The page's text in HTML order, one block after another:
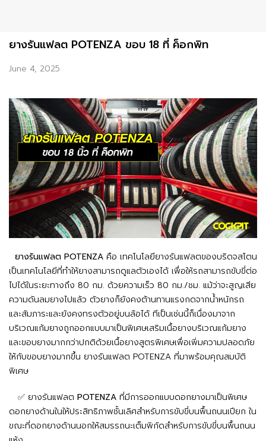
ยางรันแฟลต POTENZA ขอบ 18 ที่ ค็อกพิท
June 4, 2025
ยางรันแฟลต POTENZA คือ เทคโนโลยียางรันแฟลตของบริดจสโตน
เป็นเทคโนโลยีที่ทำให้ยางสามารถดูแลตัวเองได้ เพื่อให้รถสามารถขับขี่ต่อ
ไปได้ในระยะทางถึง 80 กม. ด้วยความเร็ว 80 กม./ชม. แม้ว่าจะสูญเสีย
ความดันลมยางไปแล้ว ตัวยางก็ยังคงต้านทานแรงกดจากน้ำหนักรถ
และสัมภาระและยังคงทรงตัวอยู่บนล้อได้ ทีเป็นเช่นนี้ก็เนื่องมาจาก
บริเวณแก้มยางถูกออกแบบมาเป็นพิเศษเสริมเนื้อยางบริเวณแก้มยาง
และขอบยางมากกว่าปกติด้วยเนื้อยางสูตรพิเศษเพื่อเพิ่มความปลอดภัย
ให้กับขอบยางมากขึ้น ยางรันแฟลต POTENZA ที่มาพร้อมคุณสมบัติ
พิเศษ
✅ ยางรันแฟลต POTENZA ที่มีการออกแบบดอกยางมาเป็นพิเศษ
ดอกยางด้านในให้ประสิทธิภาพชั้นเลิศสำหรับการขับขี่บนพื้นถนนเปียก ใน
ขณะที่ดอกยางด้านนอกให้สมรรถนะเต็มพิกัดสำหรับการขับขี่บนพื้นถนน